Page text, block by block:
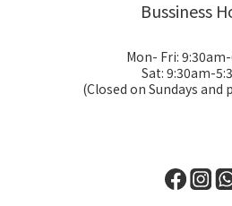
Bussiness
Mon- Fri:
Sat: 9:30am-
(Closed on Sundays and